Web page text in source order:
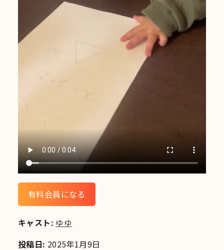
有料会員になる
キャスト: ゆゆ
投稿日: 2025年1月9日